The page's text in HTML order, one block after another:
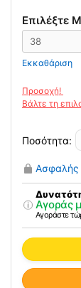
Επιλέξτε
Εκκαθάριση
Ολόσωμο
Μαγιό
Santa
Maria
FB
-
71678
ποσότητα
Ασφαλής
Αγοράς
Αγοράστε